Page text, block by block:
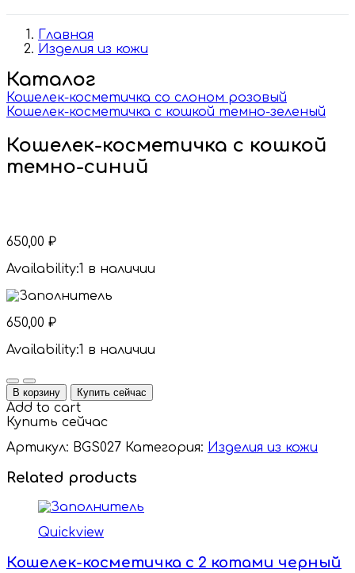
Главная
Изделия из кожи
Каталог
Кошелек-косметичка со слоном розовый
Кошелек-косметичка с кошкой темно-зеленый
Кошелек-косметичка с кошкой
темно-синий
650,00 ₽
Availability:1 в наличии
650,00 ₽
Availability:1 в наличии
Quantity
В корзину Купить сейчас
Add to cart
Купить сейчас
Артикул: BGS027 Категория: Изделия из кожи
Related products
Quickview
Кошелек-косметичка с 2 котами черный